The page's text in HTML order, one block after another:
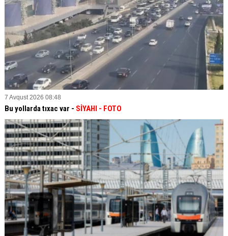
7 Avqust 2026 08:48
Bu yollarda tıxac var - SİYAHI - FOTO